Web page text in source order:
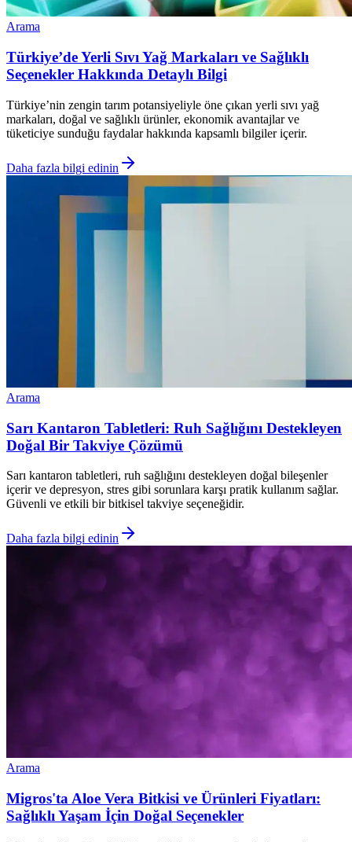
Arama
Türkiye’de Yerli Sıvı Yağ Markaları ve Sağlıklı
Seçenekler Hakkında Detaylı Bilgi
Türkiye’nin zengin tarım potansiyeliyle öne çıkan yerli sıvı yağ
markaları, doğal ve sağlıklı ürünler, ekonomik avantajlar ve
tüketiciye sunduğu faydalar hakkında kapsamlı bilgiler içerir.
Daha fazla bilgi edinin
Arama
Sarı Kantaron Tabletleri: Ruh Sağlığını Destekleyen
Doğal Bir Takviye Çözümü
Sarı kantaron tabletleri, ruh sağlığını destekleyen doğal bileşenler
içerir ve depresyon, stres gibi sorunlara karşı pratik kullanım sağlar.
Güvenli ve etkili bir bitkisel takviye seçeneğidir.
Daha fazla bilgi edinin
Arama
Migros'ta Aloe Vera Bitkisi ve Ürünleri Fiyatları:
Sağlıklı Yaşam İçin Doğal Seçenekler